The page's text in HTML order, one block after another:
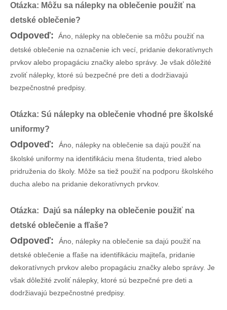
Otázka: Môžu sa nálepky na oblečenie použiť na
detské oblečenie?
Odpoveď:
Áno, nálepky na oblečenie sa môžu použiť na
detské oblečenie na označenie ich vecí, pridanie dekoratívnych
prvkov alebo propagáciu značky alebo správy. Je však dôležité
zvoliť nálepky, ktoré sú bezpečné pre deti a dodržiavajú
bezpečnostné predpisy.
Otázka: Sú nálepky na oblečenie vhodné pre školské
uniformy?
Odpoveď:
Áno, nálepky na oblečenie sa dajú použiť na
školské uniformy na identifikáciu mena študenta, tried alebo
pridruženia do školy. Môže sa tiež použiť na podporu školského
ducha alebo na pridanie dekoratívnych prvkov.
Otázka: Dajú sa nálepky na oblečenie použiť na
detské oblečenie a fľaše?
Odpoveď:
Áno, nálepky na oblečenie sa dajú použiť na
detské oblečenie a fľaše na identifikáciu majiteľa, pridanie
dekoratívnych prvkov alebo propagáciu značky alebo správy. Je
však dôležité zvoliť nálepky, ktoré sú bezpečné pre deti a
dodržiavajú bezpečnostné predpisy.